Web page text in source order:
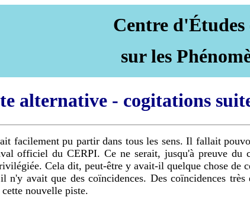
Centre d'Études
sur les
alternative - cogitations
facilement pu partir dans tous les sens. Il fallait
officiel du CERPI. Ce ne serait, jusqu'à preuve du
Cela dit, peut-être y avait-il quelque chose de
avait que des coïncidences. Des coïncidences très
nouvelle piste.